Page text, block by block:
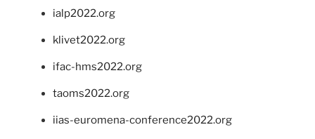
ialp2022.org
klivet2022.org
ifac-hms2022.org
taoms2022.org
iias-euromena-conference2022.org